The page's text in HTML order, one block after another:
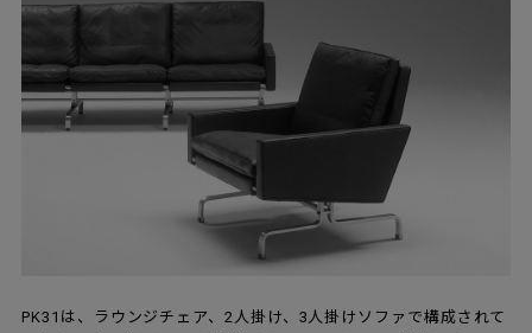
PK31は、ラウンジチェア、2人掛け、3人掛けソファで構成されて